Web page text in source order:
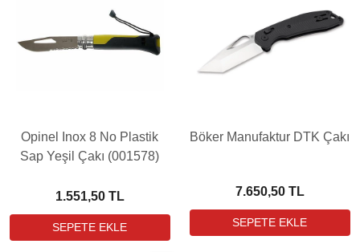
Opinel Inox 8 No Plastik
Sap Yeşil Çakı (001578)
1.551,50 TL
Böker Manufaktur DTK Çakı
7.650,50 TL